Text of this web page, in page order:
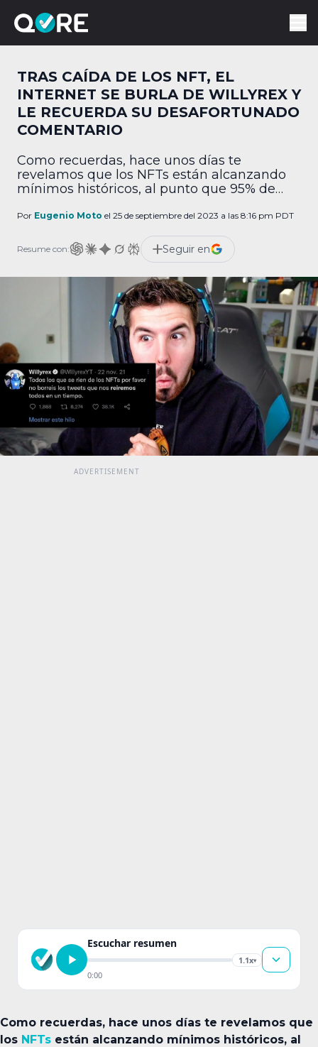
TRAS CAÍDA DE LOS NFT, EL
INTERNET SE BURLA DE WILLYREX Y
LE RECUERDA SU DESAFORTUNADO
COMENTARIO
Como recuerdas, hace unos días te
revelamos que los NFTs están alcanzando
mínimos históricos, al punto que 95% de
USD.Obviamente Internet no dejó pasar la
pero especialmente los internautas
recordaron algunas palabras del streamer
español Willyrex… y no lo dejaron olvidar.
Por Eugenio Moto el 25 de septiembre del 2023 a las 8:16 pm PDT
Resume con: Seguir en
Escuchar resumen
1.1x▾
0:00
Como recuerdas, hace unos días te revelamos que
los NFTs están alcanzando mínimos históricos, al